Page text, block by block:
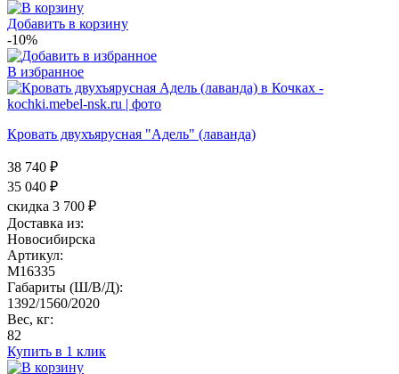
Добавить в корзину
-10%
В избранное
Кровать двухъярусная "Адель" (лаванда)
38 740 ₽
35 040 ₽
скидка 3 700 ₽
Доставка из:
Новосибирска
Артикул:
M16335
Габариты (Ш/В/Д):
1392/1560/2020
Вес, кг:
82
Купить в 1 клик